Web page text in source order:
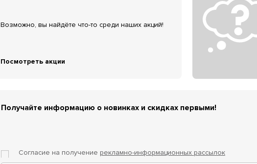
Возможно, вы найдёте что-то среди наших акций!
Посмотреть акции
Получайте информацию о новинках и скидках первыми!
Согласие на получение рекламно-информационных рассылок